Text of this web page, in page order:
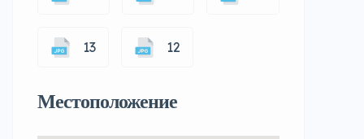
13 12
Местоположение